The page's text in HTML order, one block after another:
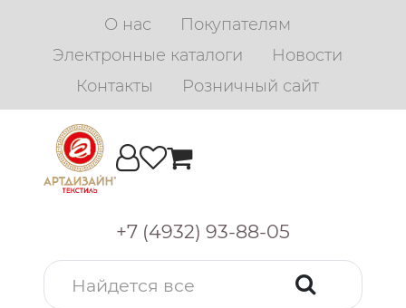
О нас
Покупателям
Электронные каталоги
Новости
Контакты
Розничный сайт
+7 (4932) 93-88-05